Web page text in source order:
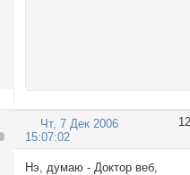
12
Чт, 7 Дек 2006
15:07:02
Нэ, думаю - Доктор веб,